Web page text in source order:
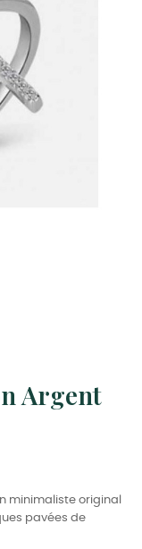
Argent
minimaliste original
pavées de